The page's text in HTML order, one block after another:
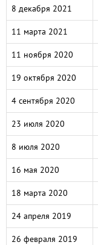
8 декабря 2021
11 марта 2021
11 ноября 2020
19 октября 2020
4 сентября 2020
23 июля 2020
8 июля 2020
16 мая 2020
18 марта 2020
24 апреля 2019
26 февраля 2019